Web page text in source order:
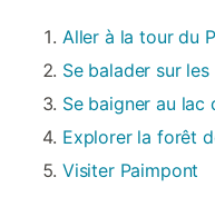
Aller à la tour du
Se balader sur
Se baigner au lac
Explorer la forêt
Visiter Paimpont